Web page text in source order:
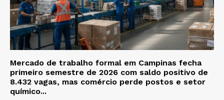
Mercado de trabalho formal em Campinas fecha
primeiro semestre de 2026 com saldo positivo de
8.432 vagas, mas comércio perde postos e setor
químico...